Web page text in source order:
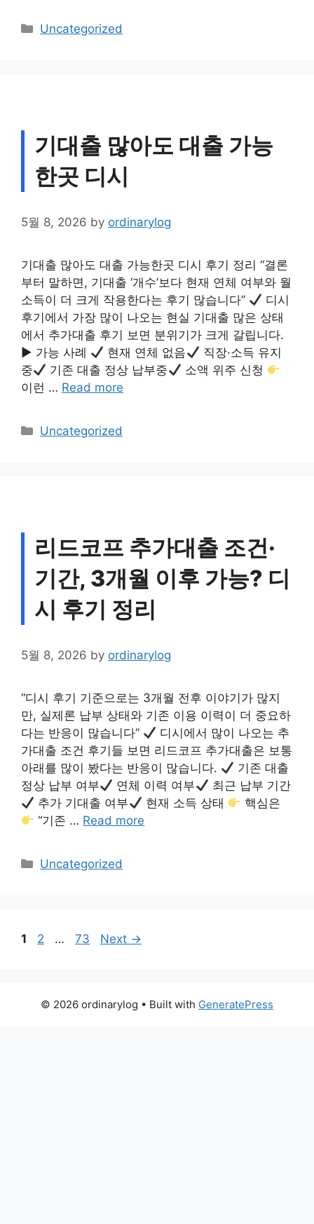
Categories
Uncategorized
기대출 많아도 대출 가능
한곳 디시
5월 8, 2026 by ordinarylog
기대출 많아도 대출 가능한곳 디시 후기 정리 “결론
부터 말하면, 기대출 ‘개수’보다 현재 연체 여부와 월
소득이 더 크게 작용한다는 후기 많습니다”
디시
후기에서 가장 많이 나오는 현실 기대출 많은 상태
에서 추가대출 후기 보면 분위기가 크게 갈립니다.
▶ 가능 사례
현재 연체 없음
직장·소득 유지
중
기존 대출 정상 납부중
소액 위주 신청
이런 … Read more
Categories
Uncategorized
리드코프 추가대출 조건·
기간, 3개월 이후 가능? 디
시 후기 정리
5월 8, 2026 by ordinarylog
“디시 후기 기준으로는 3개월 전후 이야기가 많지
만, 실제론 납부 상태와 기존 이용 이력이 더 중요하
다는 반응이 많습니다”
디시에서 많이 나오는 추
가대출 조건 후기들 보면 리드코프 추가대출은 보통
아래를 많이 봤다는 반응이 많습니다.
기존 대출
정상 납부 여부
연체 이력 여부
최근 납부 기간
추가 기대출 여부
현재 소득 상태
핵심은
“기존 … Read more
Categories
Uncategorized
Page
1 Page
2 … Page
73 Next →
© 2026 ordinarylog • Built with GeneratePress